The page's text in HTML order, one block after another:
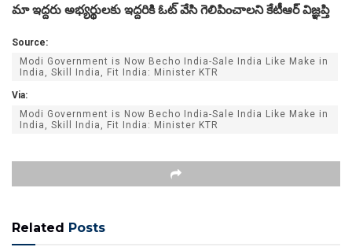
మా ఇద్దరు అభ్యర్థులకు ఇద్దరికి ఓట్ వేసి గెలిపించాలని కేటీఆర్ విజ్ఞప్తి
Source:
Modi Government is Now Becho India-Sale India Like Make in
India, Skill India, Fit India: Minister KTR
Via:
Modi Government is Now Becho India-Sale India Like Make in
India, Skill India, Fit India: Minister KTR
Related Posts